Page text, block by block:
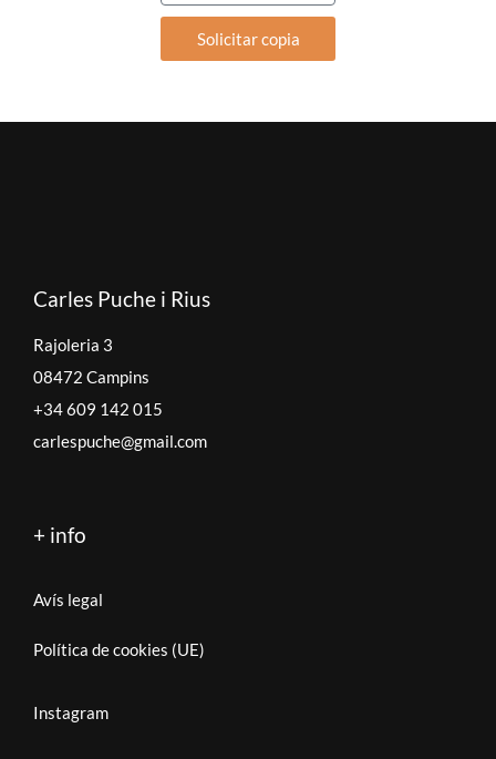
Solicitar copia
Carles Puche i Rius
Rajoleria 3
08472 Campins
+34 609 142 015
carlespuche@gmail.com
+ info
Avís legal
Política de cookies (UE)
Instagram